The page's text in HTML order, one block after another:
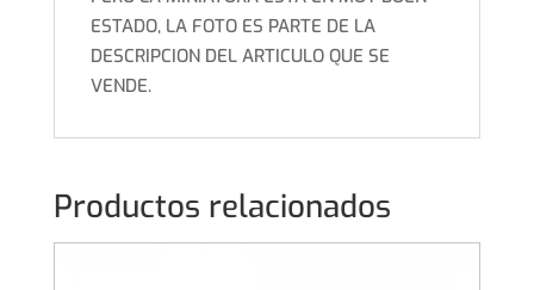
ESTADO, LA FOTO ES PARTE DE LA
DESCRIPCION DEL ARTICULO QUE SE
VENDE.
Productos relacionados